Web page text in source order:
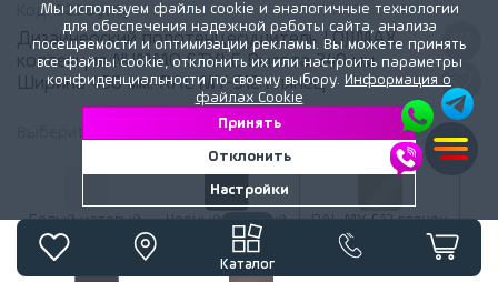
Каталог
Код:3238ymy
Дизайнерский полотенцесушитель LOJIMAX,
коллекция NUMMO STYLE Высота 340 мм.
Ширина 450 мм. RAL MY-512 глянец
радиатора:RAL MY-512 глянец
Белый матовый Черный матовый RAL MY-512 глянец
Мы используем файлы cookie и аналогичные технологии
для обеспечения надежной работы сайта, анализа
посещаемости и оптимизации рекламы. Вы можете принять
все файлы cookie, отклонить их или настроить параметры
конфиденциальности по своему выбору. Информация о
файлах Cookie
Принять
Отклонить
Настройки